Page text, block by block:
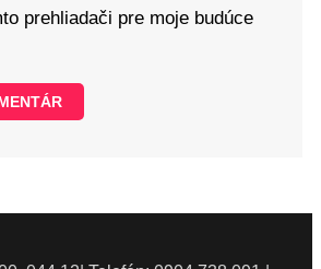
prehliadači pre moje budúce